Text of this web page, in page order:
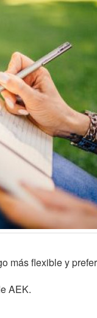
más flexible y
AEK.